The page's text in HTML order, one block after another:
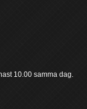
10.00 samma dag.